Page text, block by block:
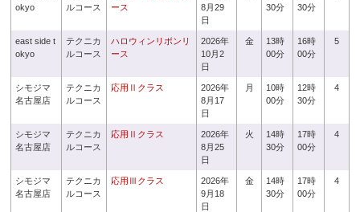
okyo
ルコース
ース
8月29
日
30分
30分
east side t
okyo
テクニカ
ルコース
ハロウィンリボンリ
ース
2026年
10月2
日
金
13時
00分
16時
00分
5
シモジマ
名古屋店
テクニカ
ルコース
応用Ⅱクラス
2026年
8月17
日
月
10時
00分
12時
30分
4
シモジマ
名古屋店
テクニカ
ルコース
応用Ⅱクラス
2026年
8月25
日
火
14時
30分
17時
00分
4
シモジマ
名古屋店
テクニカ
ルコース
応用Ⅲクラス
2026年
9月18
日
金
14時
30分
17時
00分
4